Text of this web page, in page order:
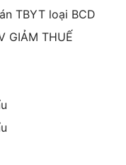
TBYT loại BCD
GIẢM THUẾ